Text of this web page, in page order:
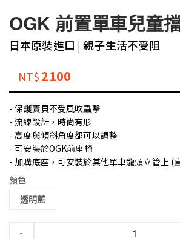
OGK 前置單車兒童
日本原裝進口 | 親子生活不受阻
NT$2100
- 保護寶貝不受風吹蟲擊
- 流線設計，時尚有形
- 高度與傾斜角度都可以調整
- 可安裝於OGK前座椅
- 加購底座，可安裝於其他單車龍頭立管上 (
顏色
透明藍
-